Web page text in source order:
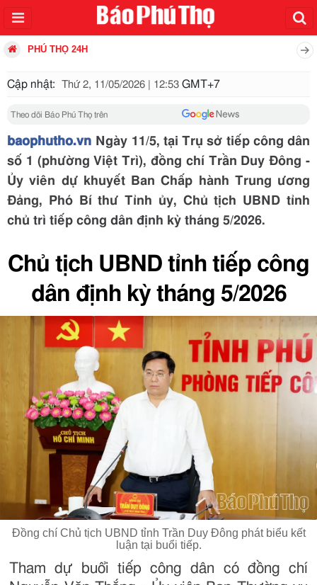
PHÚ THỌ 24H
Cập nhật: Thứ 2, 11/05/2026 | 12:53 GMT+7
Theo dõi Báo Phú Thọ trên
baophutho.vn Ngày 11/5, tại Trụ sở tiếp công dân
số 1 (phường Việt Trì), đồng chí Trần Duy Đông -
Ủy viên dự khuyết Ban Chấp hành Trung ương
Đảng, Phó Bí thư Tỉnh ủy, Chủ tịch UBND tỉnh
chủ trì tiếp công dân định kỳ tháng 5/2026.
Chủ tịch UBND tỉnh tiếp công
dân định kỳ tháng 5/2026
Đồng chí Chủ tịch UBND tỉnh Trần Duy Đông phát biểu kết
luận tại buổi tiếp.
Tham dự buổi tiếp công dân có đồng chí